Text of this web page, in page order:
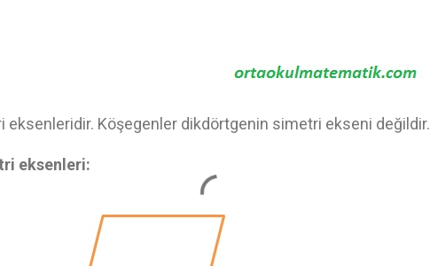
eksenleridir. Köşegenler dikdörtgenin simetri ekseni değildir.
eksenleri: